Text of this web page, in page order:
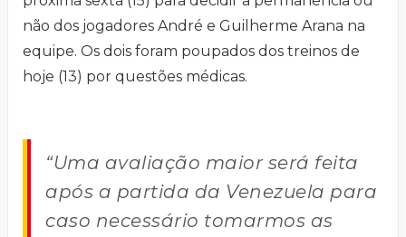
não dos jogadores André e Guilherme Arana na
equipe. Os dois foram poupados dos treinos de
hoje (13) por questões médicas.
“Uma avaliação maior será feita
após a partida da Venezuela para
caso necessário tomarmos as